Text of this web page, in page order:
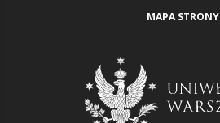
MAPA STRONY